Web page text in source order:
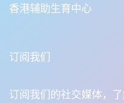
香港辅助生育中心
订阅我们
订阅我们的社交媒体，